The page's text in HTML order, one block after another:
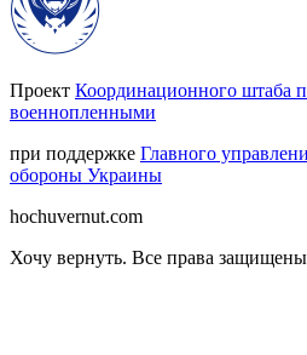
Проект Координационного штаба
военнопленными
при поддержке Главного
обороны Украины
hochuvernut.com
Хочу вернуть. Все права защищены